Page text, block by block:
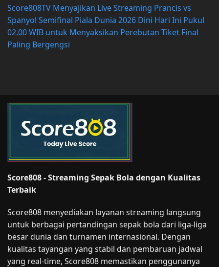
Score808TV Menyajikan Live Streaming Prancis vs
Spanyol Semifinal Piala Dunia 2026 Dini Hari Ini Pukul
02.00 WIB untuk Menyaksikan Perebutan Tiket Final
Paling Bergengsi
Score808 - Streaming Sepak Bola dengan Kualitas
Terbaik
Score808 menyediakan layanan streaming langsung
untuk berbagai pertandingan sepak bola dari liga-liga
besar dunia dan turnamen internasional. Dengan
kualitas tayangan yang stabil dan pembaruan jadwal
yang real-time, Score808 memastikan penggunanya